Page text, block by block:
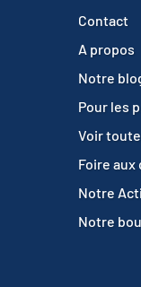
Contact
A propos
Notre
Pour les
Voir
Foire
Notre
Notre